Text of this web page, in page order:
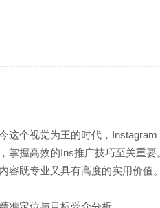
这个视觉为王的时代，
掌握高效的Ins推广技巧至关重
容既专业又具有高度的实用价值。